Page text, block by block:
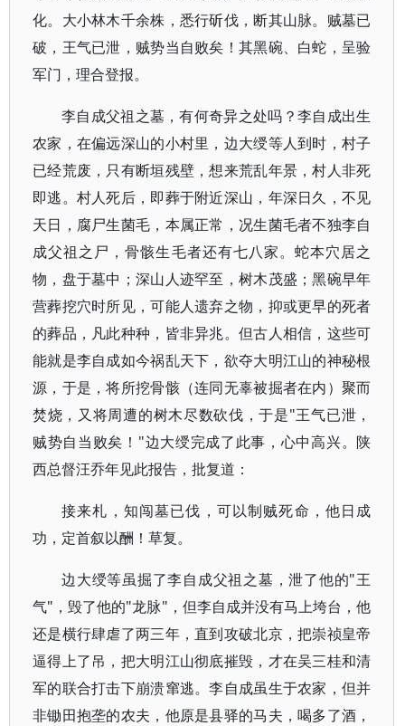
化。大小林木千余株，悉行斫伐，断其山脉。贼墓已
破，王气已泄，贼势当自败矣！其黑碗、白蛇，呈验
军门，理合登报。
李自成父祖之墓，有何奇异之处吗？李自成出生
农家，在偏远深山的小村里，边大绶等人到时，村子
已经荒废，只有断垣残壁，想来荒乱年景，村人非死
即逃。村人死后，即葬于附近深山，年深日久，不见
天日，腐尸生菌毛，本属正常，况生菌毛者不独李自
成父祖之尸，骨骸生毛者还有七八家。蛇本穴居之
物，盘于墓中；深山人迹罕至，树木茂盛；黑碗早年
营葬挖穴时所见，可能人遗弃之物，抑或更早的死者
的葬品，凡此种种，皆非异兆。但古人相信，这些可
能就是李自成如今祸乱天下，欲夺大明江山的神秘根
源，于是，将所挖骨骸（连同无辜被掘者在内）聚而
焚烧，又将周遭的树木尽数砍伐，于是"王气已泄，
贼势自当败矣！"边大绶完成了此事，心中高兴。陕
西总督汪乔年见此报告，批复道：
接来札，知闯墓已伐，可以制贼死命，他日成
功，定首叙以酬！草复。
边大绶等虽掘了李自成父祖之墓，泄了他的"王
气"，毁了他的"龙脉"，但李自成并没有马上垮台，他
还是横行肆虐了两三年，直到攻破北京，把崇祯皇帝
逼得上了吊，把大明江山彻底摧毁，才在吴三桂和清
军的联合打击下崩溃窜逃。李自成虽生于农家，但并
非锄田抱垄的农夫，他原是县驿的马夫，喝多了酒，